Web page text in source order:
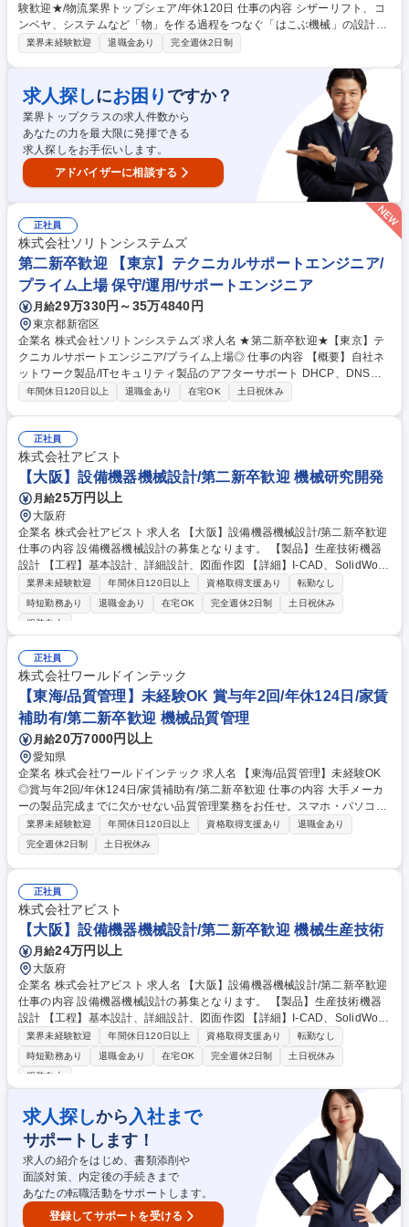
験歓迎★/物流業界トップシェア/年休120日 仕事の内容 シザーリフト、コ
ンベヤ、システムなど「物」を作る過程をつなぐ「はこぶ機械」の設計・
開発・製造を行う弊社にて、既存顧客を中心とした自社製品の営業をお任
流業界をはじめ自動車業界、食品業界等幅広いお客様の案件をヒアリング
(2)設計・製造部署と打ち合わせを重ね提案・見積もり・受注(3)社内の設
計・製造部署とともに納期調整、商品の納品 ★担当するお客様：既存のお
客様中心(約20社/人) ★商品：昇降リフト、ベルトコンベヤなどの工場で
使用する機械、有名アーティストのコンサートで使用されるステージリフ
ト、車イス昇降リフトや介護用浴槽昇降リフト等 募集職種 名古屋【ルー
ト営業】第二新卒・未経験歓迎★/物流業界トップシェア/年休120日
業界未経験歓迎 退職金あり 完全週休2日制
求人探しにお困り ですか？
業界トップクラスの求人件数から
あなたの力を最大限に発揮できる
求人探しをお手伝いします。
アドバイザーに相談する
正社員
株式会社ソリトンシステムズ
第二新卒歓迎 【東京】テクニカルサポートエンジニア/
プライム上場 保守/運用/サポートエンジニア
月給29万330円～35万4840円
東京都新宿区
企業名 株式会社ソリトンシステムズ 求人名 ★第二新卒歓迎★【東京】テ
クニカルサポートエンジニア/プライム上場◎ 仕事の内容 【概要】自社ネ
ットワーク製品/ITセキュリティ製品のアフターサポート DHCP、DNSサ
ーバー「NetAttest D3」、DNSフィルタリングサービス「DNS Guard」の
成/メンテナンス/品質問題、改善要望の開発部門へのフィードバック ※プ
ロジェクト管理ツール:OTRS、Redmine等 【働き方】入社半年～1年間は
出社で業務を学んでいただきます。その後はリモートワークでの業務も可
能です。出社/リモートの比率は任意選択可能ですが、必要な場合は出社し
ていただきます。 募集職種 ★第二新卒歓迎★【東京】テクニカルサポー
トエンジニア/プライム上場◎
年間休日120日以上 退職金あり 在宅OK 土日祝休み
正社員
株式会社アビスト
【大阪】設備機器機械設計/第二新卒歓迎 機械研究開発
月給25万円以上
大阪府
企業名 株式会社アビスト 求人名 【大阪】設備機器機械設計/第二新卒歓迎
仕事の内容 設備機器機械設計の募集となります。 【製品】生産技術機器
設計 【工程】基本設計、詳細設計、図面作図 【詳細】I-CAD、SolidWork
s、NXなど 【当社について】設計請負率は60%超。顧客からの信頼と高い
技術力の証です。ほとんどの営業担当/拠点責任者が技術者出身。同じ目線
で会話でき、チームMTG/個別面談等、気軽に質問/提案/相談できる環境で
業界未経験歓迎 年間休日120日以上 資格取得支援あり
転勤なし
時短勤務あり
退職金あり 在宅OK 完全週休2日制
土日祝休み
服装自由
正社員
株式会社ワールドインテック
【東海/品質管理】未経験OK 賞与年2回/年休124日/家賃
補助有/第二新卒歓迎 機械品質管理
月給20万7000円以上
愛知県
企業名 株式会社ワールドインテック 求人名 【東海/品質管理】未経験OK
◎賞与年2回/年休124日/家賃補助有/第二新卒歓迎 仕事の内容 大手メーカ
ーの製品完成までに欠かせない品質管理業務をお任せ。スマホ・パソコ
ン・家電・自動車など人々の暮らしに密着したものづくりに携わりなが
ら、エンジニアとしてスキル・キャリアUPが目指せるのが魅力！ 「製品
完成までの工程」に注目し、品質・納期・コストを安定させるのが、品質
管理の大きな役割です。不良品がないかチェックシートの集計・分析や、
製造工程の無駄や工期短縮できないか生産性向上など、ものづくりの根幹
を担いながら成長できます。まずは製造現場を体験していき、データ入
力・書類作成といったやさしい仕事からスタート。ゆくゆくは「設計業
務」といったレベルの高い仕事にも挑戦できます。 募集職種 【東海/品質
管理】未経験OK◎賞与年2回/年休124日/家賃補助有/第二新卒歓迎
業界未経験歓迎 年間休日120日以上 資格取得支援あり
退職金あり
完全週休2日制
土日祝休み
正社員
株式会社アビスト
【大阪】設備機器機械設計/第二新卒歓迎 機械生産技術
月給24万円以上
大阪府
企業名 株式会社アビスト 求人名 【大阪】設備機器機械設計/第二新卒歓迎
仕事の内容 設備機器機械設計の募集となります。 【製品】生産技術機器
設計 【工程】基本設計、詳細設計、図面作図 【詳細】I-CAD、SolidWork
s、NXなど 【当社について】設計請負率は60%超。顧客からの信頼と高い
技術力の証です。ほとんどの営業担当/拠点責任者が技術者出身。同じ目線
で会話でき、チームMTG/個別面談等、気軽に質問/提案/相談できる環境で
業界未経験歓迎 年間休日120日以上 資格取得支援あり
転勤なし
時短勤務あり
退職金あり 在宅OK 完全週休2日制
土日祝休み
服装自由
求人探しから 入社まで
サポートします！
求人の紹介をはじめ、書類添削や
面談対策、内定後の手続きまで
あなたの転職活動をサポートします。
登録してサポートを受ける